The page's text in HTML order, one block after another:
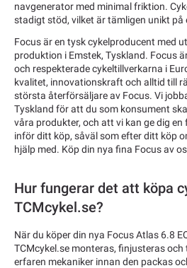
navgenerator med minimal friktion.
stadigt stöd, vilket är tämligen unikt på
Focus är en tysk cykelproducent med
produktion i Emstek, Tyskland. Focus
och respekterade cykeltillverkarna i
kvalitet, innovationskraft och alltid till
största återförsäljare av Focus. Vi
Tyskland för att du som konsument
våra produkter, och att vi kan ge dig
inför ditt köp, såväl som efter ditt köp
hjälp med. Köp din nya fina Focus av
Hur fungerar det att köpa
TCMcykel.se?
När du köper din nya Focus Atlas 6.8
TCMcykel.se monteras, finjusteras
erfaren mekaniker innan den packas